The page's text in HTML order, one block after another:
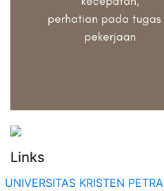
Links
UNIVERSITAS KRISTEN PETRA